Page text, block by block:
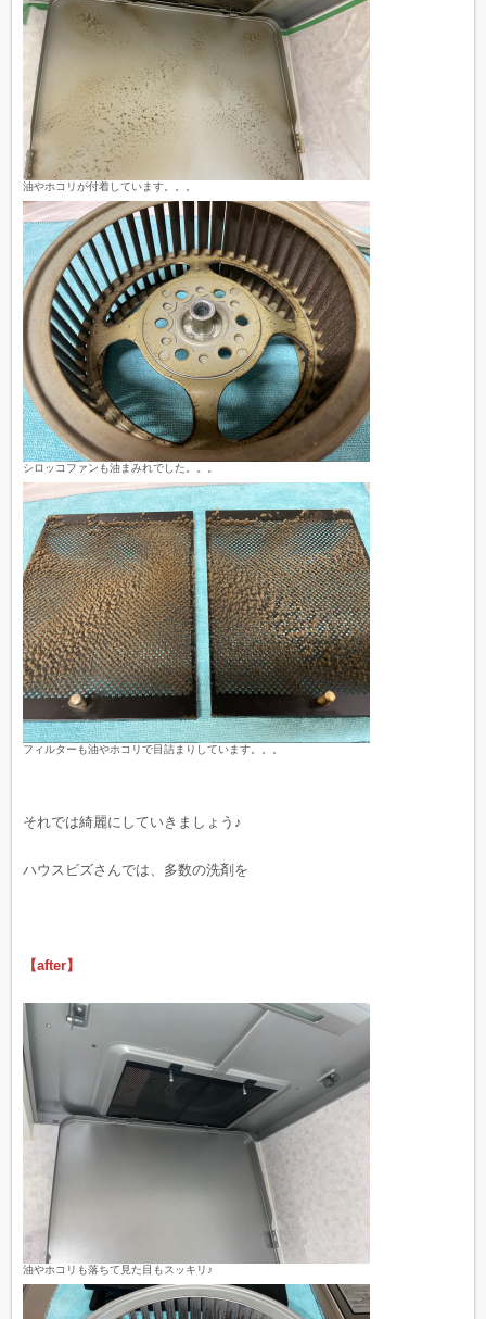
油やホコリが付着しています。。。
シロッコファンも油まみれでした。。。
フィルターも油やホコリで目詰まりしています。。。
それでは綺麗にしていきましょう♪
ハウスビズさんでは、多数の洗剤を
【after】
油やホコリも落ちて見た目もスッキリ♪